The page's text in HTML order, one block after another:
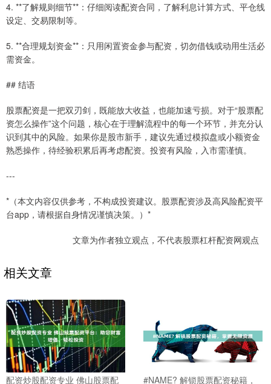
4. **了解规则细节**：仔细阅读配资合同，了解利息计算方式、平仓线
设定、交易限制等。
5. **合理规划资金**：只用闲置资金参与配资，切勿借钱或动用生活必
需资金。
## 结语
股票配资是一把双刃剑，既能放大收益，也能加速亏损。对于“股票配
资怎么操作”这个问题，核心在于理解流程中的每一个环节，并充分认
识到其中的风险。如果你是股市新手，建议先通过模拟盘或小额资金
熟悉操作，待经验积累后再考虑配资。投资有风险，入市需谨慎。
---
*（本文内容仅供参考，不构成投资建议。股票配资涉及高风险配资平
台app，请根据自身情况谨慎决策。）*
文章为作者独立观点，不代表股票杠杆配资网观点
相关文章
配资炒股配资专业 佛山股票配
#NAME? 解锁股票配资秘籍，